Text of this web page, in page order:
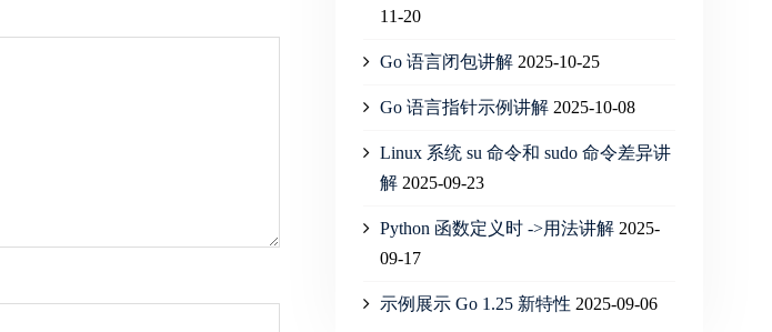
11-20
Go 语言闭包讲解 2025-10-25
Go 语言指针示例讲解 2025-10-08
Linux 系统 su 命令和 sudo 命令差异讲
解 2025-09-23
Python 函数定义时 ->用法讲解 2025-
09-17
示例展示 Go 1.25 新特性 2025-09-06